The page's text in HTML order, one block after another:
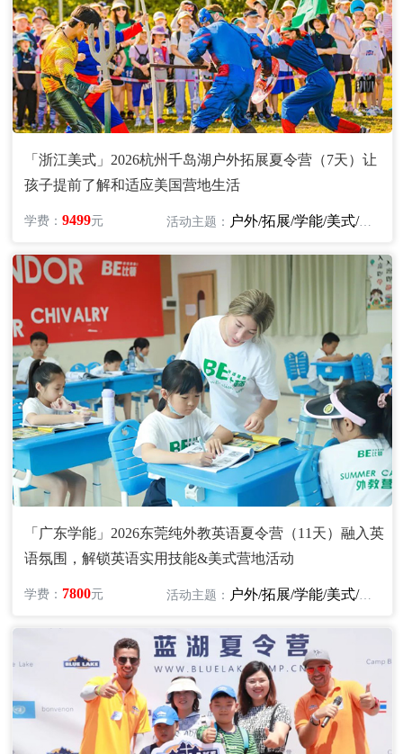
「浙江美式」2026杭州千岛湖户外拓展夏令营（7天）让
孩子提前了解和适应美国营地生活
学费：9499元 活动主题： 户外/拓展/学能/美式/英语
「广东学能」2026东莞纯外教英语夏令营（11天）融入英
语氛围，解锁英语实用技能&美式营地活动
学费： 7800元 活动主题： 户外/拓展/学能/美式/英语